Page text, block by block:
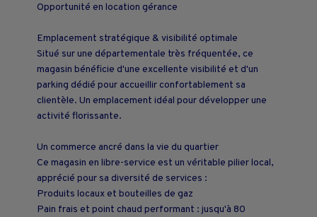
Opportunité en location gérance
Emplacement stratégique & visibilité optimale
Situé sur une départementale très fréquentée, ce
magasin bénéficie d'une excellente visibilité et d'un
parking dédié pour accueillir confortablement sa
clientèle. Un emplacement idéal pour développer une
activité florissante.
Un commerce ancré dans la vie du quartier
Ce magasin en libre-service est un véritable pilier local,
apprécié pour sa diversité de services :
Produits locaux et bouteilles de gaz
Pain frais et point chaud performant : jusqu'à 80